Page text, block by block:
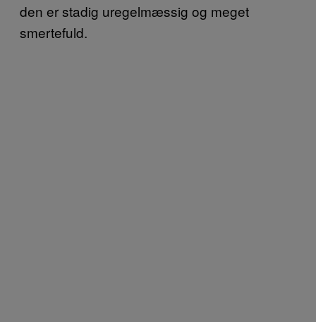
den er stadig uregelmæssig og meget
smertefuld.